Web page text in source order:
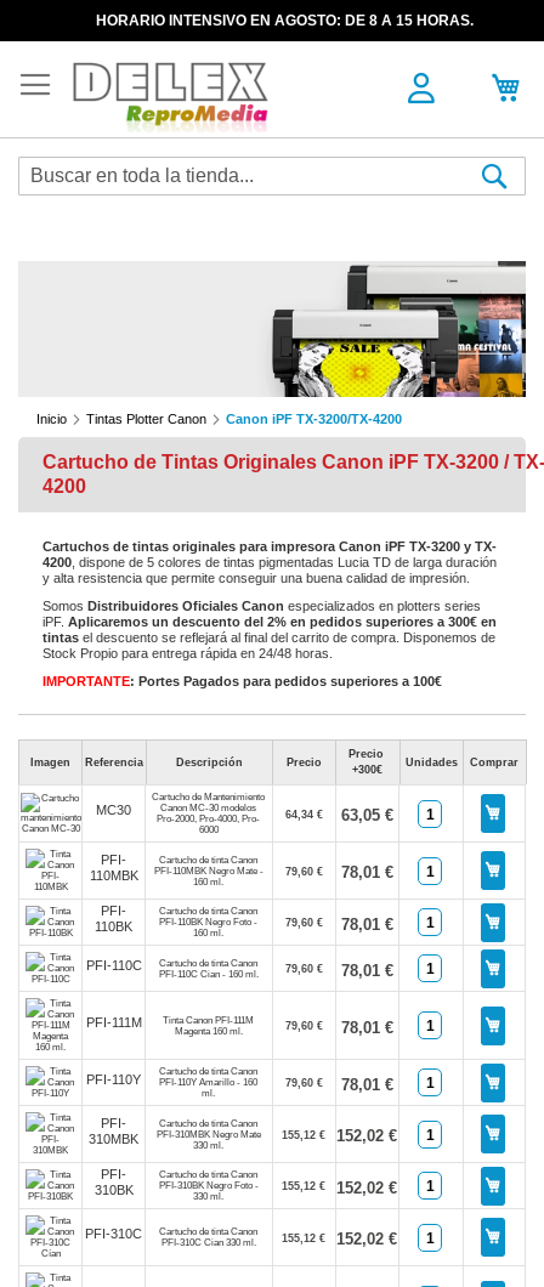
HORARIO INTENSIVO EN AGOSTO: DE 8 A 15 HORAS.
Inicio Tintas Plotter Canon Canon iPF TX-3200/TX-4200
Cartucho de Tintas Originales Canon iPF TX-3200 / TX-
4200
Cartuchos de tintas originales para impresora Canon iPF TX-3200 y TX-
4200 , dispone de 5 colores de tintas pigmentadas Lucia TD de larga duración
y alta resistencia que permite conseguir una buena calidad de impresión.
Somos Distribuidores Oficiales Canon especializados en plotters series
iPF. Aplicaremos un descuento del 2% en pedidos superiores a 300€ en
tintas el descuento se reflejará al final del carrito de compra. Disponemos de
Stock Propio para entrega rápida en 24/48 horas.
IMPORTANTE: Portes Pagados para pedidos superiores a 100€
Imagen Referencia Descripción Precio
Precio
+300€
Unidades Comprar
MC30
Cartucho de Mantenimiento
Canon MC-30 modelos
Pro-2000, Pro-4000, Pro-
6000
64,34 € 63,05 €
PFI-
110MBK
Cartucho de tinta Canon
PFI-110MBK Negro Mate -
160 ml.
79,60 € 78,01 €
PFI-
110BK
Cartucho de tinta Canon
PFI-110BK Negro Foto -
160 ml.
79,60 € 78,01 €
PFI-110C
Cartucho de tinta Canon
PFI-110C Cian - 160 ml.
79,60 € 78,01 €
PFI-111M
Tinta Canon PFI-111M
Magenta 160 ml.
79,60 € 78,01 €
PFI-110Y
Cartucho de tinta Canon
PFI-110Y Amarillo - 160
ml.
79,60 € 78,01 €
PFI-
310MBK
Cartucho de tinta Canon
PFI-310MBK Negro Mate
330 ml.
155,12 € 152,02 €
PFI-
310BK
Cartucho de tinta Canon
PFI-310BK Negro Foto -
330 ml.
155,12 € 152,02 €
PFI-310C
Cartucho de tinta Canon
PFI-310C Cian 330 ml.
155,12 € 152,02 €